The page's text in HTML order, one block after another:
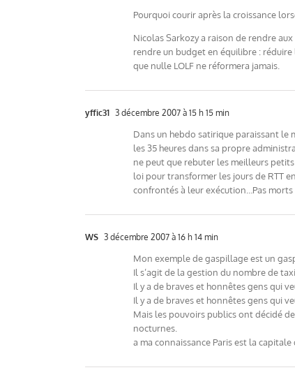
Pourquoi courir après la croissance
Nicolas Sarkozy a raison de rendre
rendre un budget en équilibre :
que nulle LOLF ne réformera jamais.
yffic31 3 décembre 2007 à 15 h 15 min
Dans un hebdo satirique paraissant le
les 35 heures dans sa propre
ne peut que rebuter les meilleurs
loi pour transformer les jours de RTT
confrontés à leur exécution…Pas morts
WS 3 décembre 2007 à 16 h 14 min
Mon exemple de gaspillage est un
Il s’agit de la gestion du nombre de
Il y a de braves et honnêtes gens qui
Il y a de braves et honnêtes gens qui
Mais les pouvoirs publics ont décidé
nocturnes.
a ma connaissance Paris est la